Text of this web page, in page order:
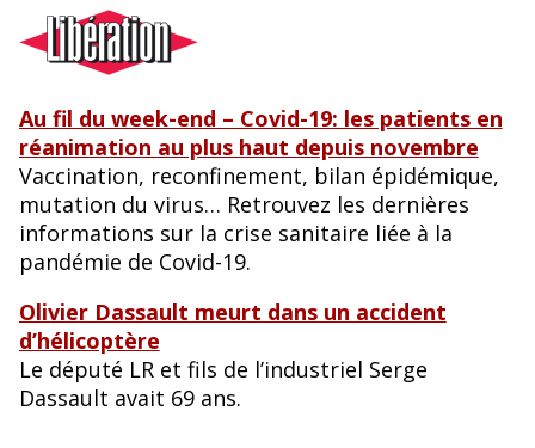
Au fil du week-end – Covid-19: les patients en
réanimation au plus haut depuis novembre
Vaccination, reconfinement, bilan épidémique,
mutation du virus… Retrouvez les dernières
informations sur la crise sanitaire liée à la
pandémie de Covid-19.
Olivier Dassault meurt dans un accident
d’hélicoptère
Le député LR et fils de l’industriel Serge
Dassault avait 69 ans.